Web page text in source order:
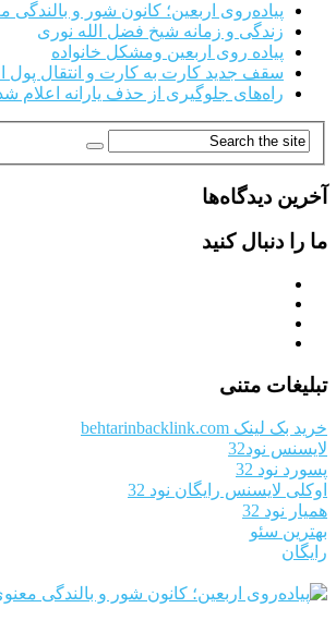
پیاده‌روی اربعین؛ کانون شور و بالندگی
زندگی و زمانه شیخ فضل الله نوری
پیاده روی اربعین ومشکل خانواده
سقف جدید کارت به کارت و انتقال پول
راه‌های جلوگیری از حذف یارانه اعلام
آخرین دیدگاه‌ها
ما را دنبال کنید
تبلیغات متنی
خرید بک لینک behtarinbacklink.com
لایسنس نود32
پسورد نود 32
اوکلی لایسنس رایگان نود 32
همیار نود 32
بهترین سئو
رایگان